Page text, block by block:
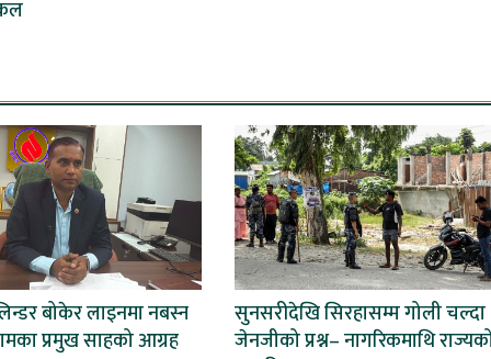
बोकेर लाइनमा नबस्न
प्रमुख साहको आग्रह
सुनसरीदेखि सिरहासम्म गोली चल्दा
जेनजीको प्रश्न– नागरिकमाथि